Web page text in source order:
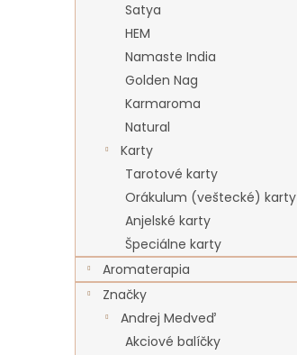
Satya
HEM
Namaste India
Golden Nag
Karmaroma
Natural
Karty
Tarotové karty
Orákulum (veštecké) karty
Anjelské karty
Špeciálne karty
Aromaterapia
Značky
Andrej Medveď
Akciové balíčky